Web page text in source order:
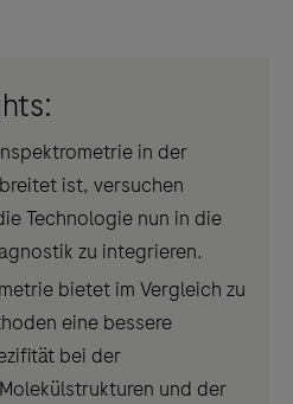
in der
ist, versuchen
Technologie nun in die
zu integrieren.
bietet im Vergleich zu
eine bessere
bei der
und der